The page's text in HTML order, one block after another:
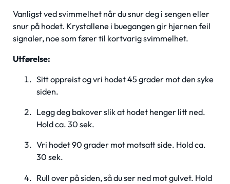
Vanligst ved svimmelhet når du snur deg i sengen eller
snur på hodet. Krystallene i buegangen gir hjernen feil
signaler, noe som fører til kortvarig svimmelhet.
Utførelse:
Sitt oppreist og vri hodet 45 grader mot den syke
siden.
Legg deg bakover slik at hodet henger litt ned.
Hold ca. 30 sek.
Vri hodet 90 grader mot motsatt side. Hold ca.
30 sek.
Rull over på siden, så du ser ned mot gulvet. Hold